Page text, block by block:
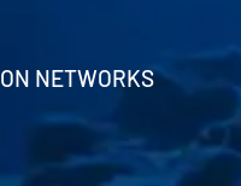
NETWORKS